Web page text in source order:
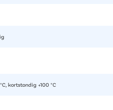
kortstondig +100 °C